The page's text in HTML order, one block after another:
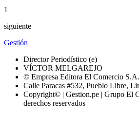
1
siguiente
Gestión
Director Periodístico (e)
VÍCTOR MELGAREJO
© Empresa Editora El Comercio S.A.
Calle Paracas #532, Pueblo Libre,
Copyright© | Gestion.pe | Grupo El
derechos reservados